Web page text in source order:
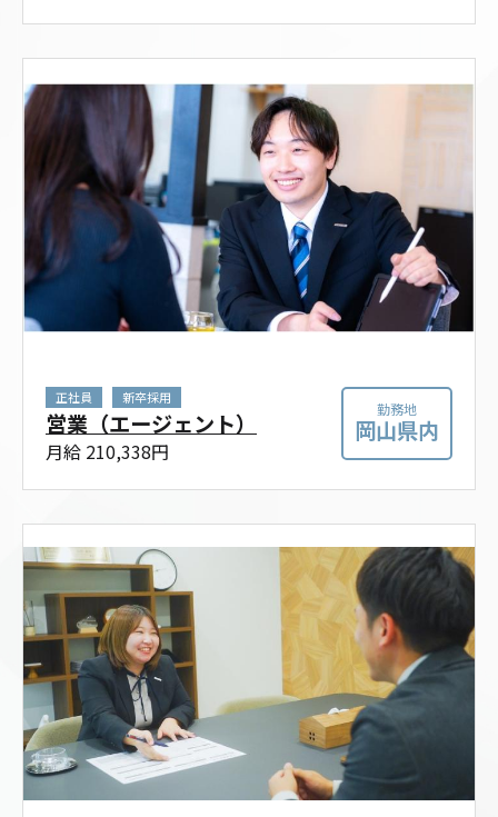
勤務地
岡山県内
正社員 新卒採用
営業（エージェント）
月給 210,338円